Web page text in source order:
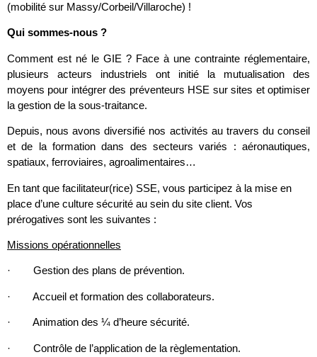
(mobilité sur Massy/Corbeil/Villaroche) !
Qui sommes-nous ?
Comment est né le GIE ? Face à une contrainte réglementaire,
plusieurs acteurs industriels ont initié la mutualisation des
moyens pour intégrer des préventeurs HSE sur sites et optimiser
la gestion de la sous-traitance.
Depuis, nous avons diversifié nos activités au travers du conseil
et de la formation dans des secteurs variés : aéronautiques,
spatiaux, ferroviaires, agroalimentaires…
En tant que facilitateur(rice) SSE, vous participez à la mise en
place d’une culture sécurité au sein du site client. Vos
prérogatives sont les suivantes :
Missions opérationnelles
· Gestion des plans de prévention.
· Accueil et formation des collaborateurs.
· Animation des ¼ d’heure sécurité.
· Contrôle de l’application de la règlementation.